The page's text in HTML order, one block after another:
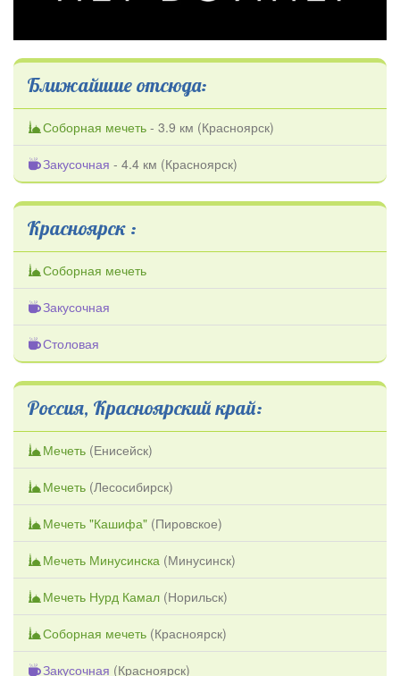
Ближайшие отсюда:
Соборная мечеть - 3.9 км (Красноярск)
Закусочная - 4.4 км (Красноярск)
Красноярск :
Соборная мечеть
Закусочная
Столовая
Россия, Красноярский край:
Мечеть (Енисейск)
Мечеть (Лесосибирск)
Мечеть "Кашифа" (Пировское)
Мечеть Минусинска (Минусинск)
Мечеть Нурд Камал (Норильск)
Соборная мечеть (Красноярск)
Закусочная (Красноярск)